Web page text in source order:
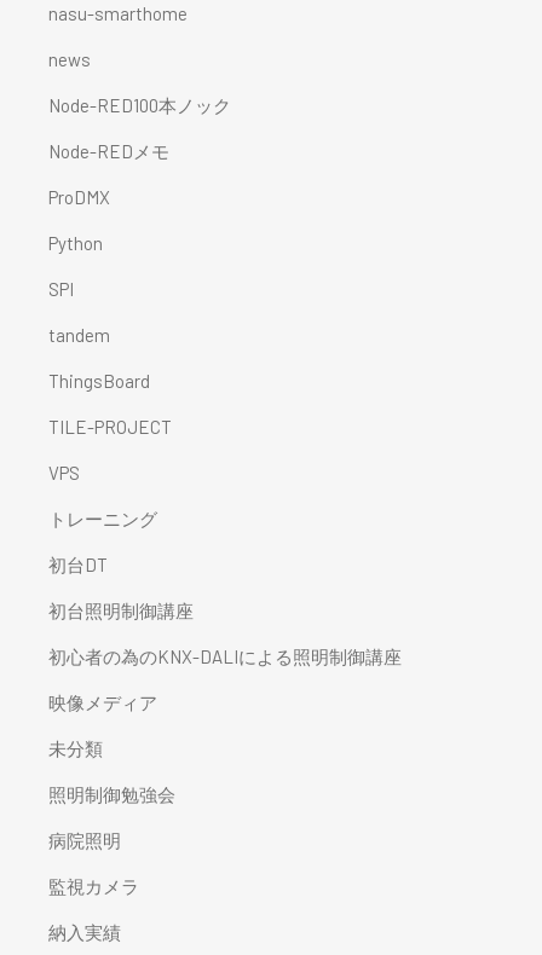
nasu-smarthome
news
Node-RED100本ノック
Node-REDメモ
ProDMX
Python
SPI
tandem
ThingsBoard
TILE-PROJECT
VPS
トレーニング
初台DT
初台照明制御講座
初心者の為のKNX-DALIによる照明制御講座
映像メディア
未分類
照明制御勉強会
病院照明
監視カメラ
納入実績